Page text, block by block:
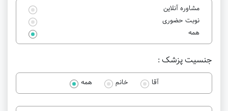
مشاوره آنلاین
نوبت حضوری
همه
جنسیت پزشک :
آقا خانم همه